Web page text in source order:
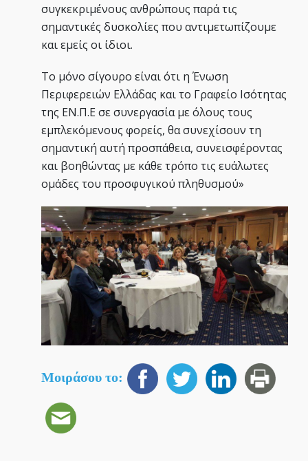
συγκεκριμένους ανθρώπους παρά τις
σημαντικές δυσκολίες που αντιμετωπίζουμε
και εμείς οι ίδιοι.
Το μόνο σίγουρο είναι ότι η Ένωση
Περιφερειών Ελλάδας και το Γραφείο Ισότητας
της ΕΝ.Π.Ε σε συνεργασία με όλους τους
εμπλεκόμενους φορείς, θα συνεχίσουν τη
σημαντική αυτή προσπάθεια, συνεισφέροντας
και βοηθώντας με κάθε τρόπο τις ευάλωτες
ομάδες του προσφυγικού πληθυσμού»
Μοιράσου το: